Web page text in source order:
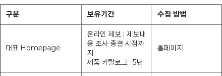
구분 보유기간 수집 방법
대표 Homepage
온라인 제보 : 제보내
용 조사 종결 시점까
지
제품 카탈로그 : 5년
홈페이지